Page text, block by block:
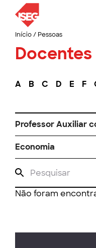
Início/ Pessoas
Docentes
A B C D E F
Professor Auxiliar
Economia
Não foram